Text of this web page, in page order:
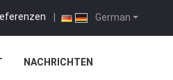
German
NACHRICHTEN